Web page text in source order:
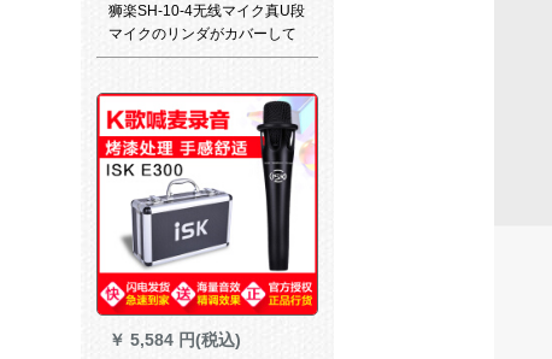
狮楽SH-10-4无线マイク真U段
マイクのリンダがカバーして
います。スティックを持って
￥ 5,584 円(税込)